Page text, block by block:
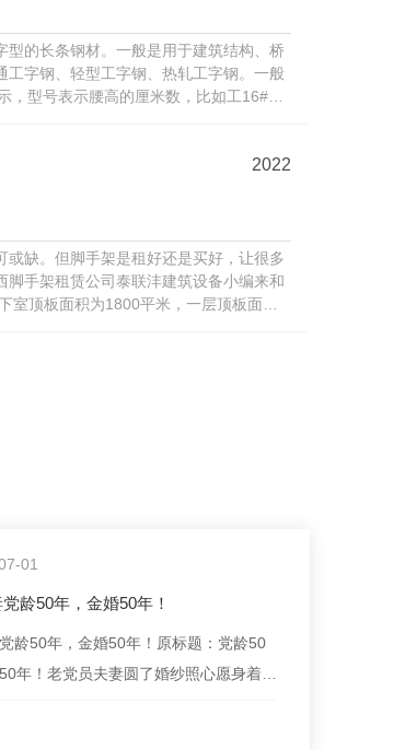
的长条钢材。一般是用于建筑结构、桥
字钢、轻型工字钢、热轧工字钢。一般
型号表示腰高的厘米数，比如工16#。
2022
缺。但脚手架是租好还是买好，让很多
手架租赁公司泰联沣建筑设备小编来和
室顶板面积为1800平米，一层顶板面积
01
龄50年，金婚50年！
龄50年，金婚50年！原标题：党龄50
年！老党员夫妻圆了婚纱照心愿身着红
手，照片中高丽珍虽然因病痛已经消瘦